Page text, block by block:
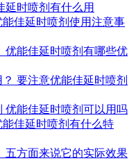
延时喷剂有什么用
佳延时喷剂使用注意事
优能佳延时喷剂有哪些优
要注意优能佳延时喷剂
优能佳延时喷剂可以用吗
佳延时喷剂有什么特
五方面来说它的实际效果